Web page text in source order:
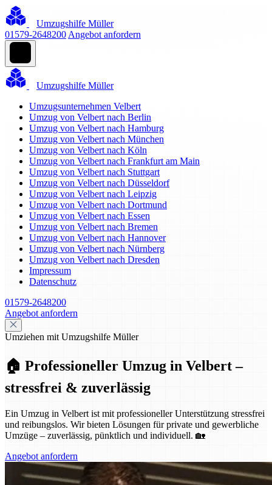
Umzugshilfe Müller
01579-2648200 Angebot anfordern
Umzugshilfe Müller
Umzugsunternehmen Velbert
Umzug von Velbert nach Berlin
Umzug von Velbert nach Hamburg
Umzug von Velbert nach München
Umzug von Velbert nach Köln
Umzug von Velbert nach Frankfurt am Main
Umzug von Velbert nach Stuttgart
Umzug von Velbert nach Düsseldorf
Umzug von Velbert nach Leipzig
Umzug von Velbert nach Dortmund
Umzug von Velbert nach Essen
Umzug von Velbert nach Bremen
Umzug von Velbert nach Hannover
Umzug von Velbert nach Nürnberg
Umzug von Velbert nach Dresden
Impressum
Datenschutz
01579-2648200
Angebot anfordern
Umziehen mit Umzugshilfe Müller
🏠 Professioneller Umzug in Velbert –
stressfrei & zuverlässig
Ein Umzug in Velbert ist mit professioneller Unterstützung stressfrei
und reibungslos. Wir bieten Lösungen für private und gewerbliche
Umzüge – zuverlässig, pünktlich und individuell. 🏡
Angebot anfordern